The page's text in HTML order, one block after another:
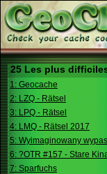
25 Les plus
1: Geocache
2: LZQ - Rätsel
3: LPQ - Rätsel
4: LMQ - Rätsel 2017
5: Wyimaginowany
6: ?OTR #157 - Stare
7: Sparfuchs